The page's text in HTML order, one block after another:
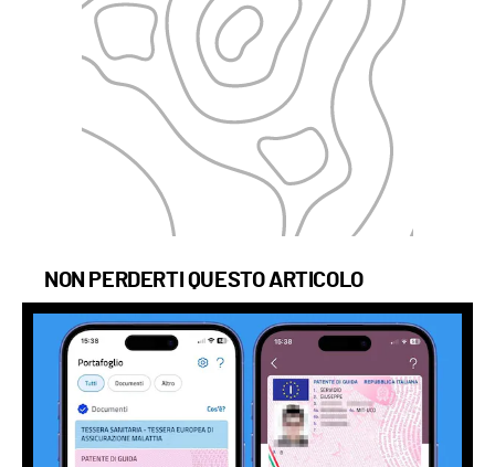
NON PERDERTI QUESTO ARTICOLO